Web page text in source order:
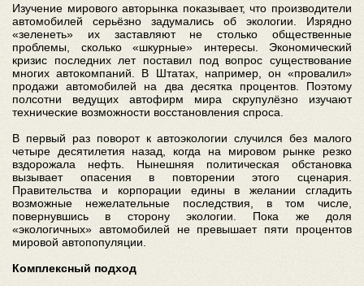
Изучение мирового авторынка показывает, что производители
автомобилей серьёзно задумались об экологии. Изрядно
«зеленеть» их заставляют не столько общественные
проблемы, сколько «шкурные» интересы. Экономический
кризис последних лет поставил под вопрос существование
многих автокомпаний. В Штатах, например, он «провалил»
продажи автомобилей на два десятка процентов. Поэтому
полсотни ведущих автофирм мира скрупулёзно изучают
технические возможности восстановления спроса.
В первый раз поворот к автоэкологии случился без малого
четыре десятилетия назад, когда на мировом рынке резко
вздорожала нефть. Нынешняя политическая обстановка
вызывает опасения в повторении этого сценария.
Правительства и корпорации едины в желании сгладить
возможные нежелательные последствия, в том числе,
повернувшись в сторону экологии. Пока же доля
«экологичных» автомобилей не превышает пяти процентов
мировой автопопуляции.
Комплексный подход